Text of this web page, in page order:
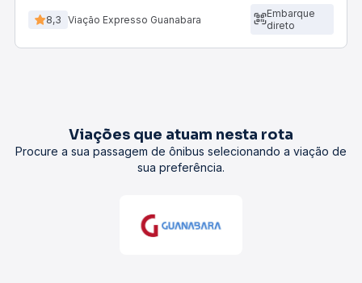
8,3 Viação Expresso Guanabara
Embarque
direto
Viações que atuam nesta rota
Procure a sua passagem de ônibus selecionando a viação de
sua preferência.